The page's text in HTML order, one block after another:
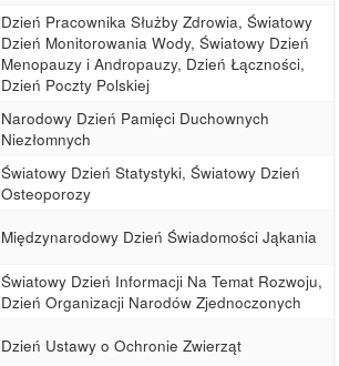
Dzień Pracownika Służby Zdrowia, Światowy
Dzień Monitorowania Wody, Światowy Dzień
Menopauzy i Andropauzy, Dzień Łączności,
Dzień Poczty Polskiej
Narodowy Dzień Pamięci Duchownych
Niezłomnych
Światowy Dzień Statystyki, Światowy Dzień
Osteoporozy
Międzynarodowy Dzień Świadomości Jąkania
Światowy Dzień Informacji Na Temat Rozwoju,
Dzień Organizacji Narodów Zjednoczonych
Dzień Ustawy o Ochronie Zwierząt